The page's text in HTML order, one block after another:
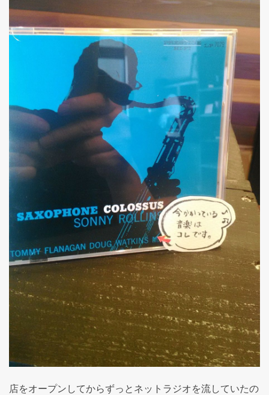
店をオープンしてからずっとネットラジオを流していたの